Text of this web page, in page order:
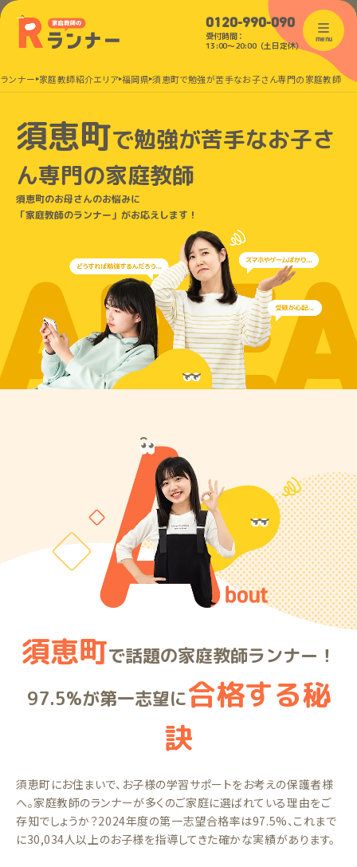
0120-990-090
受付時間：
13:00〜20:00（土日定休）
menu
ンナー 家庭教師紹介エリア 福岡県 須恵町で勉強が苦手なお子さん専門の家庭教師
須恵町で勉強が苦手なお子さ
ん専門の家庭教師
須恵町のお母さんのお悩みに
「家庭教師のランナー」がお応えします！
須恵町で話題の家庭教師ランナー！
97.5%が第一志望に合格する秘
訣
須恵町にお住まいで、お子様の学習サポートをお考えの保護者様
へ。家庭教師のランナーが多くのご家庭に選ばれている理由をご
存知でしょうか？2024年度の第一志望合格率は97.5%、これまで
に30,034人以上のお子様を指導してきた確かな実績があります。